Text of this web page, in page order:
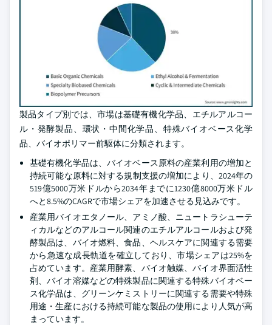
製品タイプ別では、市場は基礎有機化学品、エチルアルコー
ル・発酵製品、環状・中間化学品、特殊バイオベース化学
品、バイオポリマー前駆体に分類されます。
基礎有機化学品は、バイオベース原料の産業利用の増加と
持続可能な原料に対する規制支援の増加により、2024年の
519億5000万米ドルから2034年までに1230億8000万米ドル
へと8.5%のCAGRで市場シェアを加速させる見込みです。
産業用バイオエタノール、アミノ酸、ニュートラシューテ
ィカルなどのアルコール関連のエチルアルコールおよび発
酵製品は、バイオ燃料、食品、ヘルスケアに関連する需要
から急速な成長軌道を確立しており、市場シェアは25%を
占めています。産業用酵素、バイオ触媒、バイオ界面活性
剤、バイオ溶媒などの特殊製品に関連する特殊バイオベー
ス化学品は、グリーンケミストリーに関連する需要や特殊
用途・生産における持続可能な製品の使用により人気が高
まっています。